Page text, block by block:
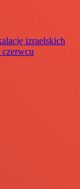
izraelskich
czerwcu